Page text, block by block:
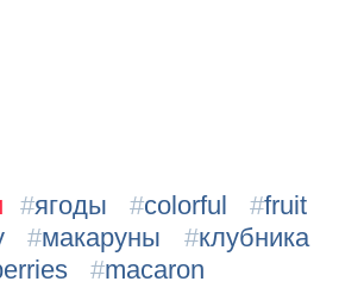
#ягоды #colorful #fruit
#макаруны #клубника
#macaron